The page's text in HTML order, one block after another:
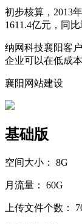
初步核算，2013
1611.4亿元，同
纳网科技襄阳客
企业可以在低成
襄阳网站建设
基础版
空间大小： 8G
月流量： 60G
上传文件个数：